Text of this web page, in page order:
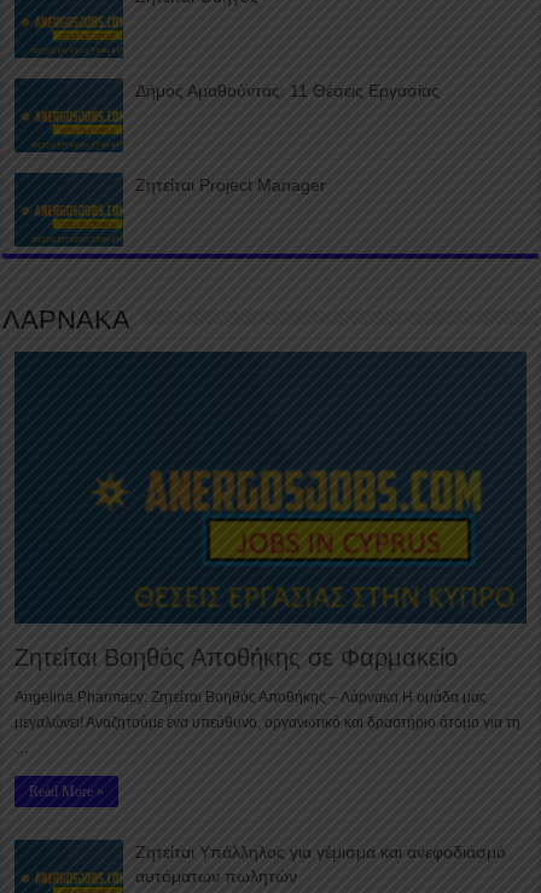
Δήμος Αμαθούντας: 11 Θέσεις Εργασίας
Ζητείται Project Manager
ΛΑΡΝΑΚΑ
Ζητείται Βοηθός Αποθήκης σε Φαρμακείο
Angelina Pharmacy: Ζητείται Βοηθός Αποθήκης – Λάρνακα Η ομάδα μας
μεγαλώνει! Αναζητούμε ένα υπεύθυνο, οργανωτικό και δραστήριο άτομο για τη
…
Read More »
Ζητείται Υπάλληλος για γέμισμα και ανεφοδιασμό
αυτόματων πωλητών